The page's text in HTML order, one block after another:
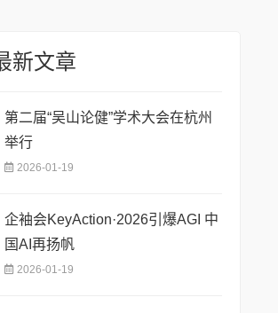
新文章
第二届“吴山论健”学术大会在杭州
举行
2026-01-19
企袖会KeyAction·2026引爆AGI 中
国AI再扬帆
2026-01-19